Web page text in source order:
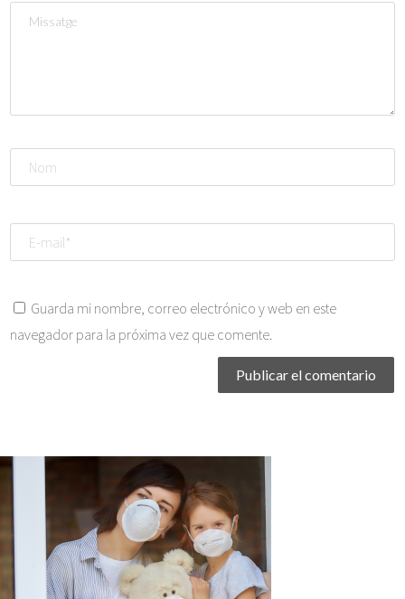
Guarda mi nombre, correo electrónico y web en este
navegador para la próxima vez que comente.